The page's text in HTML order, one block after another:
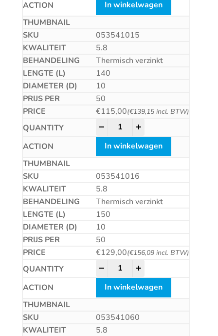
In winkelwagen
053541015
5.8
Thermisch verzinkt
140
10
50
€115,00(€139,15incl. BTW)
Betonschroef CS quantity
In winkelwagen
053541016
5.8
Thermisch verzinkt
150
10
50
€129,00(€156,09incl. BTW)
Betonschroef CS quantity
In winkelwagen
053541060
5.8